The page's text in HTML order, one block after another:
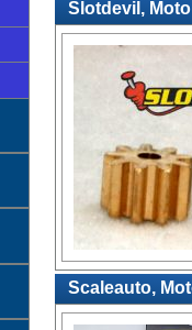
Slotdevil,
Scaleauto,